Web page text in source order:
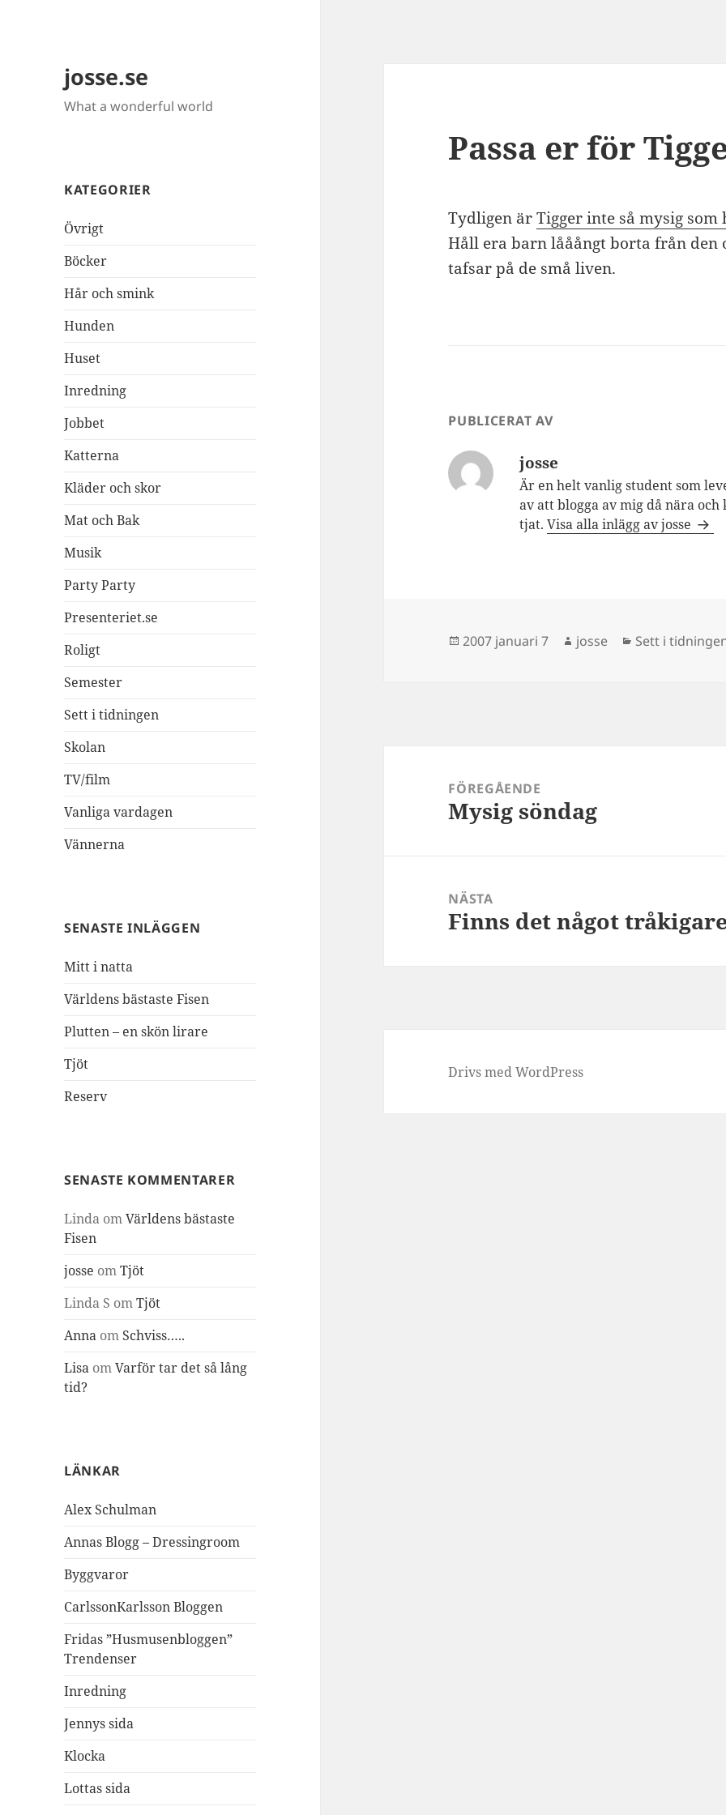
josse.se
What a wonderful world
KATEGORIER
Övrigt
Böcker
Hår och smink
Hunden
Huset
Inredning
Jobbet
Katterna
Kläder och skor
Mat och Bak
Musik
Party Party
Presenteriet.se
Roligt
Semester
Sett i tidningen
Skolan
TV/film
Vanliga vardagen
Vännerna
SENASTE INLÄGGEN
Mitt i natta
Världens bästaste Fisen
Plutten – en skön lirare
Tjöt
Reserv
SENASTE KOMMENTARER
Linda omVärldens bästaste
Fisen
josse omTjöt
Linda S omTjöt
Anna om Schviss…..
Lisa omVarför tar det så lång
tid?
LÄNKAR
Alex Schulman
Annas Blogg – Dressingroom
Byggvaror
CarlssonKarlsson Bloggen
Fridas ”Husmusenbloggen”
Trendenser
Inredning
Jennys sida
Klocka
Lottas sida
Passa er för
Tydligen ärTigger inte så mysig som
Håll era barn lååångt borta från den
tafsar på de små liven.
PUBLICERAT AV
josse
Är en helt vanlig student som
av att blogga av mig då nära
tjat.Visa alla inlägg av josse
Postat
2007 januari 7 Författare
josse Kategorier
Sett i
FÖREGÅENDE
Föregående
Mysig söndag
NÄSTA
Nästa
Finns det något
Drivs med WordPress